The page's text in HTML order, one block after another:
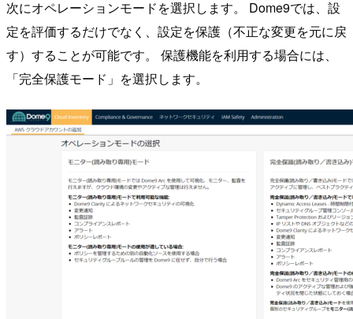
次にオペレーションモードを選択します。 Dome9では、設
定を評価するだけでなく、設定を保護（不正な変更を元に戻
す）することが可能です。 保護機能を利用する場合には、
「完全保護モード」を選択します。